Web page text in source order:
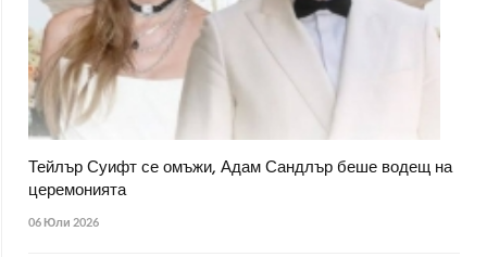
Тейлър Суифт се омъжи, Адам Сандлър беше водещ на
церемонията
06 Юли 2026